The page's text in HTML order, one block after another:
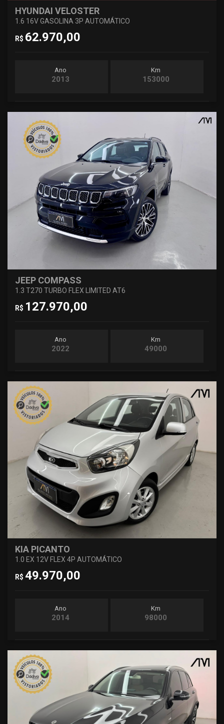
HYUNDAI VELOSTER
1.6 16V GASOLINA 3P AUTOMÁTICO
R$ 62.970,00
Ano
2013
Km
153000
JEEP COMPASS
1.3 T270 TURBO FLEX LIMITED AT6
R$ 127.970,00
Ano
2022
Km
49000
KIA PICANTO
1.0 EX 12V FLEX 4P AUTOMÁTICO
R$ 49.970,00
Ano
2014
Km
98000